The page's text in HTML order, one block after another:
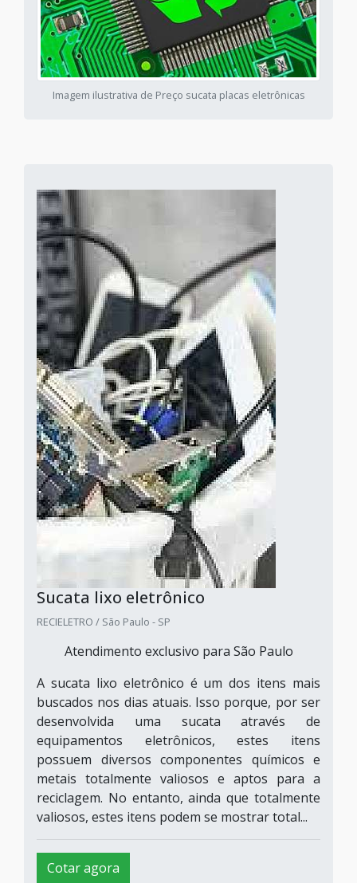
Imagem ilustrativa de Preço sucata placas eletrônicas
Sucata lixo eletrônico
RECIELETRO / São Paulo - SP
Atendimento exclusivo para São Paulo
A sucata lixo eletrônico é um dos itens mais
buscados nos dias atuais. Isso porque, por ser
desenvolvida uma sucata através de
equipamentos eletrônicos, estes itens
possuem diversos componentes químicos e
metais totalmente valiosos e aptos para a
reciclagem. No entanto, ainda que totalmente
valiosos, estes itens podem se mostrar total...
Cotar agora